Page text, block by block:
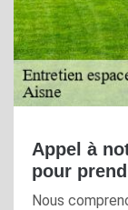
Appel à
pour
Nous